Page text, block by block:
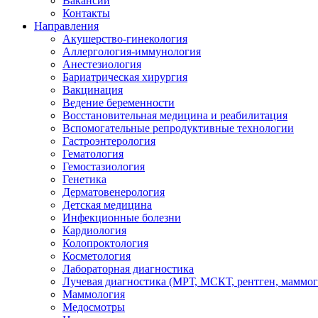
Контакты
Направления
Акушерство-гинекология
Аллергология-иммунология
Анестезиология
Бариатрическая хирургия
Вакцинация
Ведение беременности
Восстановительная медицина и реабилитация
Вспомогательные репродуктивные технологии
Гастроэнтерология
Гематология
Гемостазиология
Генетика
Дерматовенерология
Детская медицина
Инфекционные болезни
Кардиология
Колопроктология
Косметология
Лабораторная диагностика
Лучевая диагностика (МРТ, МСКТ, рентген,
Маммология
Медосмотры